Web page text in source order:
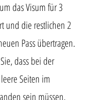
das Visum für 3
und die restlichen 2
Pass übertragen.
dass bei der
Seiten im
sein müssen.